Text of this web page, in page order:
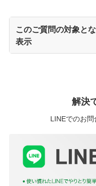
このご質問の対象と
表示
解決
LINEでのお問